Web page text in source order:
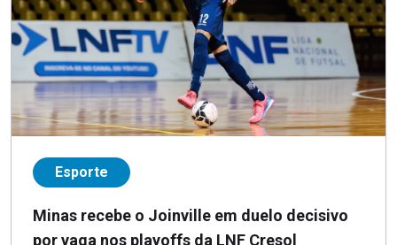
Esporte
Minas recebe o Joinville em duelo decisivo
por vaga nos playoffs da LNF Cresol